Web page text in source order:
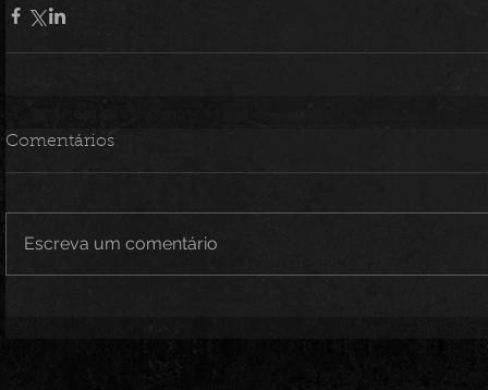
Comentários
Escreva um comentário